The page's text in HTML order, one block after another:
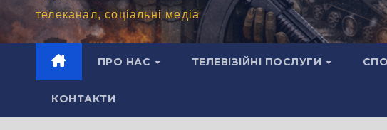
телеканал, соціальні медіа
ПРО НАС ТЕЛЕВІЗІЙНІ ПОСЛУГИ
КОНТАКТИ